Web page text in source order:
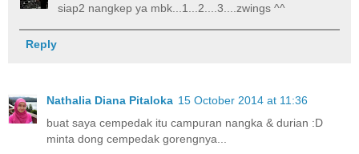
siap2 nangkep ya mbk...1...2....3....zwings ^^
Reply
Nathalia Diana Pitaloka 15 October 2014 at 11:36
buat saya cempedak itu campuran nangka & durian :D
minta dong cempedak gorengnya...